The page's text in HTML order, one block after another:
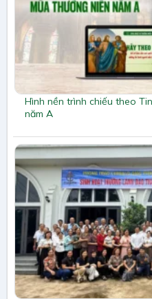
Hình nền trình chiếu theo
năm A